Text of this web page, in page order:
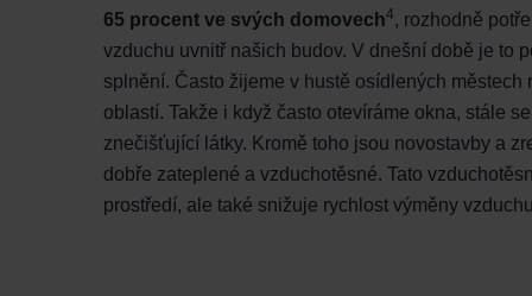
65 procent ve svých domovech4, rozhodně
vzduchu uvnitř našich budov. V dnešní době je to
splnění. Často žijeme v hustě osídlených městech
oblastí. Takže i když často otevíráme okna, stále
znečišťující látky. Kromě toho jsou novostavby a
dobře zateplené a vzduchotěsné. Tato
prostředí, ale také snižuje rychlost výměny